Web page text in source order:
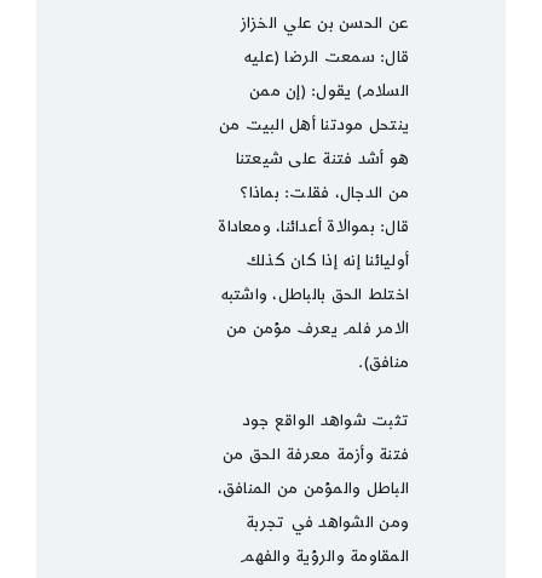
عن الحسن بن علي الخزاز
قال: سمعت الرضا (عليه
السلام) يقول: (إن ممن
ينتحل مودتنا أهل البيت من
هو أشد فتنة على شيعتنا
من الدجال، فقلت: بماذا؟
قال: بموالاة أعدائنا، ومعاداة
أوليائنا إنه إذا كان كذلك
اختلط الحق بالباطل، واشتبه
الامر فلم يعرف مؤمن من
منافق).
تثبت شواهد الواقع جود
فتنة وأزمة معرفة الحق من
الباطل والمؤمن من المنافق،
ومن الشواهد في تجربة
المقاومة والرؤية والفهم